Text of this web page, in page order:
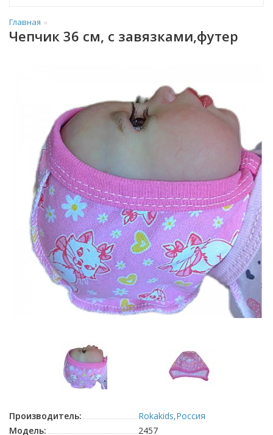
Главная
Чепчик 36 см, с завязками,футер
Производитель:
Rokakids,Россия
Модель:
2457